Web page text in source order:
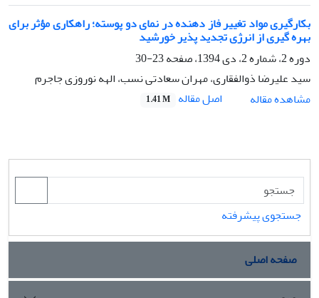
بکارگیری مواد تغییر فاز دهنده در نمای دو پوسته؛ راهکاری مؤثر برای
بهره گیری از انرژی تجدید پذیر خورشید
دوره 2، شماره 2، دی 1394، صفحه
23-30
سید علیرضا ذوالفقاری، مهران سعادتی نسب، الهه نوروزی جاجرم
مشاهده مقاله
اصل مقاله 1.41 M
جستجوی پیشرفته
صفحه اصلی